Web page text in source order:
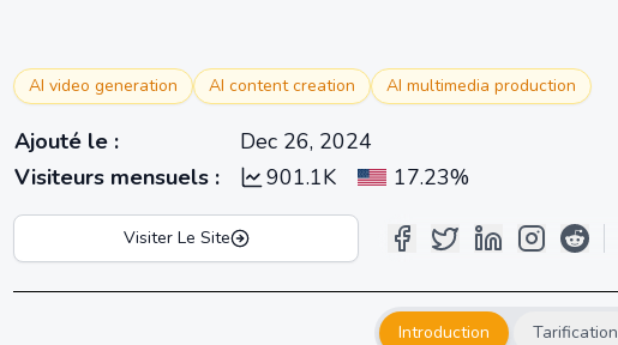
AI video generation AI content creation AI multimedia production
Ajouté le :
Dec 26, 2024
Visiteurs mensuels : 901.1K 17.23%
Visiter Le Site
Introduction Tarification